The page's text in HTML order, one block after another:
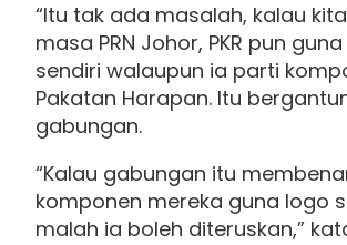
“Itu tak ada masalah, kalau
masa PRN Johor, PKR pun
sendiri walaupun ia parti
Pakatan Harapan. Itu
gabungan.
“Kalau gabungan itu
komponen mereka guna logo
malah ia boleh diteruskan,”